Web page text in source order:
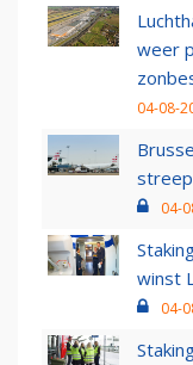
weer
04-08-
04-
winst
04-